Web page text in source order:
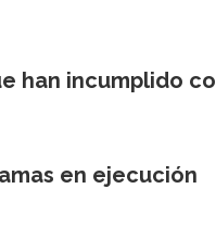
han incumplido
en ejecución